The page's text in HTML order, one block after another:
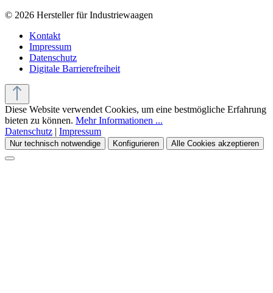
© 2026 Hersteller für Industriewaagen
Kontakt
Impressum
Datenschutz
Digitale Barrierefreiheit
Diese Website verwendet Cookies, um eine bestmögliche Erfahrung
bieten zu können. Mehr Informationen ...
Datenschutz | Impressum
Nur technisch notwendige Konfigurieren Alle Cookies akzeptieren